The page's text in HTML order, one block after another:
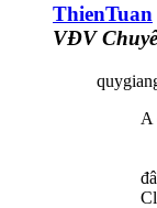
ThienTuan
VĐV
A